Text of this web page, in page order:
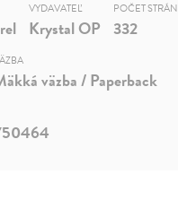
VYDAVATEĽ
Krystal OP
POČET STRÁN
332
väzba / Paperback